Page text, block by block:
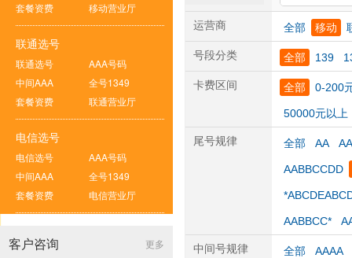
套餐资费
移动营业厅
联通选号
联通选号
AAA号码
中间AAA
全号1349
套餐资费
联通营业厅
电信选号
电信选号
AAA号码
中间AAA
全号1349
套餐资费
电信营业厅
更多
客户咨询
运营商 全部 移动
号段分类 全部 139
卡费区间 全部 0-200
50000元以上
尾号规律 全部 AA
AABBCCDD
AABBCC*
中间号规律 全部 AAAA